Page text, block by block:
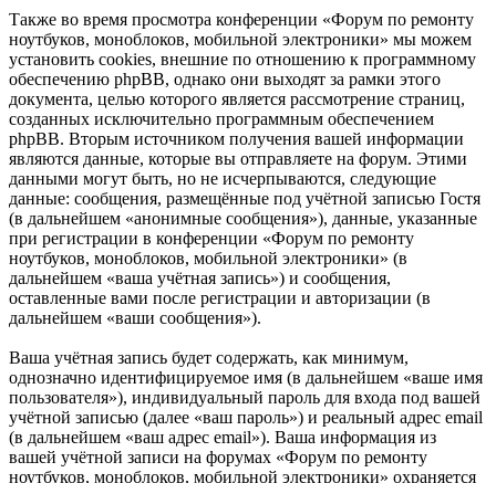
Также во время просмотра конференции «Форум по ремонту
ноутбуков, моноблоков, мобильной электроники» мы можем
установить cookies, внешние по отношению к программному
обеспечению phpBB, однако они выходят за рамки этого
документа, целью которого является рассмотрение страниц,
созданных исключительно программным обеспечением
phpBB. Вторым источником получения вашей информации
являются данные, которые вы отправляете на форум. Этими
данными могут быть, но не исчерпываются, следующие
данные: сообщения, размещённые под учётной записью Гостя
(в дальнейшем «анонимные сообщения»), данные, указанные
при регистрации в конференции «Форум по ремонту
ноутбуков, моноблоков, мобильной электроники» (в
дальнейшем «ваша учётная запись») и сообщения,
оставленные вами после регистрации и авторизации (в
дальнейшем «ваши сообщения»).
Ваша учётная запись будет содержать, как минимум,
однозначно идентифицируемое имя (в дальнейшем «ваше имя
пользователя»), индивидуальный пароль для входа под вашей
учётной записью (далее «ваш пароль») и реальный адрес email
(в дальнейшем «ваш адрес email»). Ваша информация из
вашей учётной записи на форумах «Форум по ремонту
ноутбуков, моноблоков, мобильной электроники» охраняется